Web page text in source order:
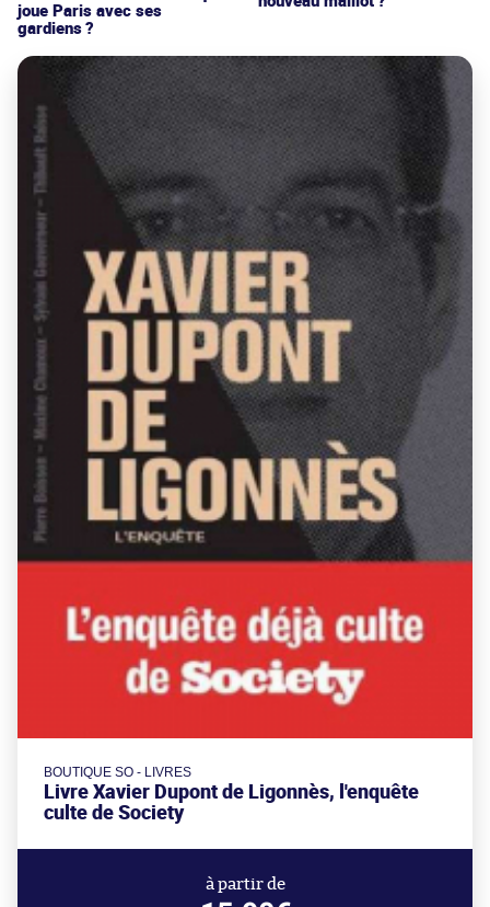
joue Paris avec ses
gardiens ?
BOUTIQUE SO - LIVRES
Livre Xavier Dupont de Ligonnès, l'enquête
culte de Society
à partir de